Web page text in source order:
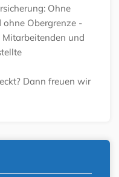
Ohne
Obergrenze -
Mitarbeitenden und
Dann freuen wir